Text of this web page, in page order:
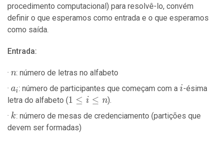
procedimento computacional) para resolvê-lo, convém
definir o que esperamos como entrada e o que esperamos
como saída.
Entrada:
n
n: número de letras no alfabeto
a_i
ai: número de participantes que começam com a i
i-ésima
letra do alfabeto (1
i
\leq
1 ≤ i ≤ n).
k
k: número de mesas de credenciamento (partições que
devem ser formadas)